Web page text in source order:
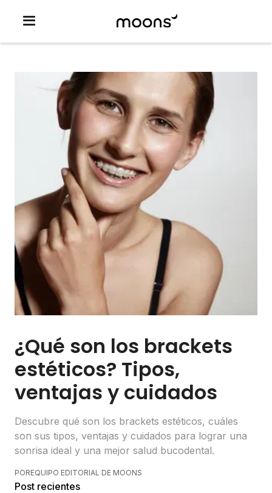
¿Qué son los brackets
estéticos? Tipos,
ventajas y cuidados
Descubre qué son los brackets estéticos, cuáles
son sus tipos, ventajas y cuidados para lograr una
sonrisa ideal y una mejor salud bucodental.
POREQUIPO EDITORIAL DE MOONS
Post recientes